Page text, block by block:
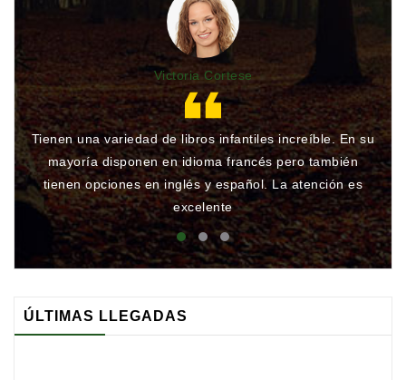
Victoria Cortese
Tienen una variedad de libros infantiles increíble. En su
mayoría disponen en idioma francés pero también
tienen opciones en inglés y español. La atención es
excelente
ÚLTIMAS LLEGADAS